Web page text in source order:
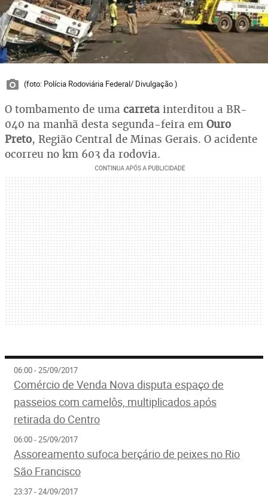
(foto: Polícia Rodoviária Federal/ Divulgação )
O tombamento de uma carreta interditou a BR-
040 na manhã desta segunda-feira em Ouro
Preto, Região Central de Minas Gerais. O acidente
ocorreu no km 603 da rodovia.
06:00 - 25/09/2017
Comércio de Venda Nova disputa espaço de
passeios com camelôs, multiplicados após
retirada do Centro
06:00 - 25/09/2017
Assoreamento sufoca berçário de peixes no Rio
São Francisco
23:37 - 24/09/2017